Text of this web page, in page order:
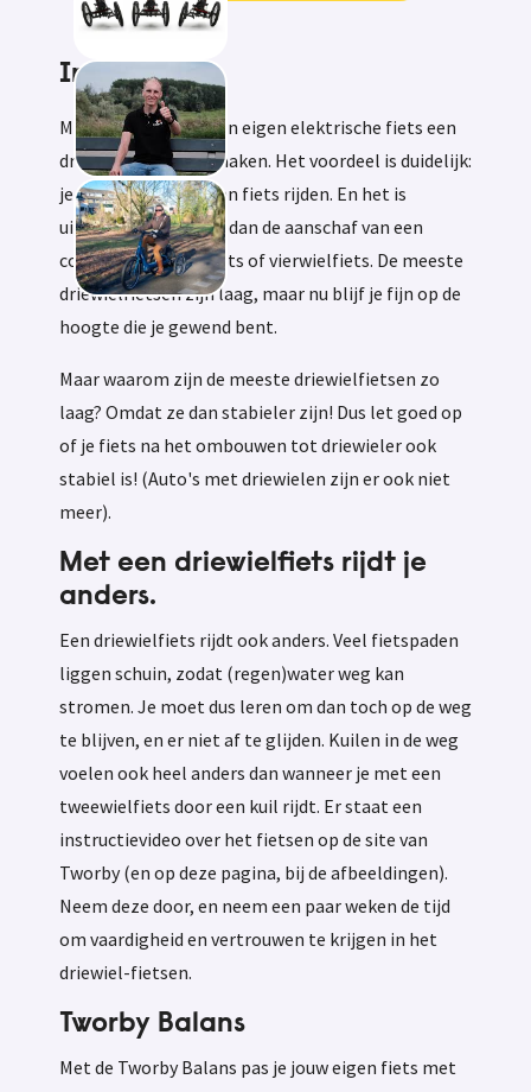
Informatie
Met Tworby kun je van eigen elektrische fiets een
driewielfiets laten maken. Het voordeel is duidelijk:
je blijft fijn op je eigen fiets rijden. En het is
uiteraard goedkoper dan de aanschaf van een
complete driewielfiets of vierwielfiets. De meeste
driewielfietsen zijn laag, maar nu blijf je fijn op de
hoogte die je gewend bent.
Maar waarom zijn de meeste driewielfietsen zo
laag? Omdat ze dan stabieler zijn! Dus let goed op
of je fiets na het ombouwen tot driewieler ook
stabiel is! (Auto's met driewielen zijn er ook niet
meer).
Met een driewielfiets rijdt je
anders.
Een driewielfiets rijdt ook anders. Veel fietspaden
liggen schuin, zodat (regen)water weg kan
stromen. Je moet dus leren om dan toch op de weg
te blijven, en er niet af te glijden. Kuilen in de weg
voelen ook heel anders dan wanneer je met een
tweewielfiets door een kuil rijdt. Er staat een
instructievideo over het fietsen op de site van
Tworby (en op deze pagina, bij de afbeeldingen).
Neem deze door, en neem een paar weken de tijd
om vaardigheid en vertrouwen te krijgen in het
driewiel-fietsen.
Tworby Balans
Met de Tworby Balans pas je jouw eigen fiets met